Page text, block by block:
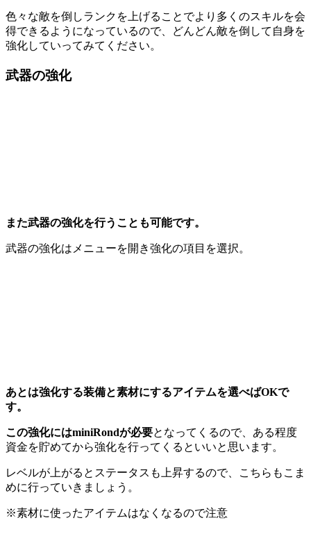
色々な敵を倒しランクを上げることでより多くのスキルを会
得できるようになっているので、どんどん敵を倒して自身を
強化していってみてください。
武器の強化
また武器の強化を行うことも可能です。
武器の強化はメニューを開き強化の項目を選択。
あとは強化する装備と素材にするアイテムを選べばOKで
す。
この強化にはminiRondが必要となってくるので、ある程度
資金を貯めてから強化を行ってくるといいと思います。
レベルが上がるとステータスも上昇するので、こちらもこま
めに行っていきましょう。
※素材に使ったアイテムはなくなるので注意